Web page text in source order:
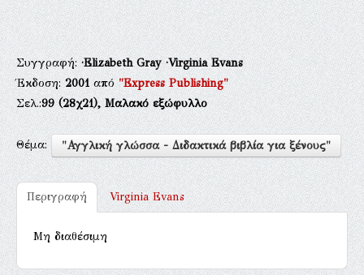
Συγγραφή:·Elizabeth Gray·Virginia Evans
Έκδοση:2001από"Express Publishing"
Σελ.:99(28χ21), Μαλακό εξώφυλλο
Θέμα: "Αγγλική γλώσσα - Διδακτικά βιβλία για ξένους"
Περιγραφή Virginia Evans
Μη διαθέσιμη